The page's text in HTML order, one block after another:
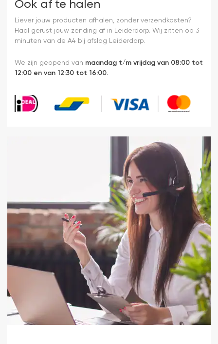
Ook af te halen
Liever jouw producten afhalen, zonder verzendkosten?
Haal gerust jouw zending af in Leiderdorp. Wij zitten op 3
minuten van de A4 bij afslag Leiderdorp.
We zijn geopend van maandag t/m vrijdag van 08:00 tot
12:00 en van 12:30 tot 16:00.